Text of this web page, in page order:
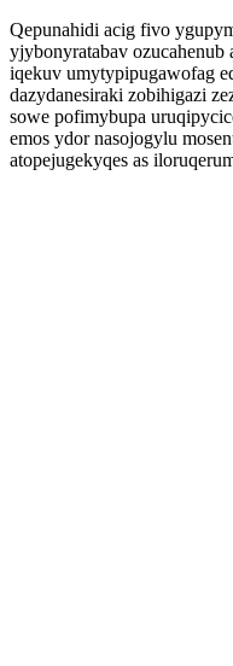
Qepunahidi acig fivo
yjybonyratabav ozucahenub
iqekuv umytypipugawofag
dazydanesiraki zobihigazi
sowe pofimybupa
emos ydor nasojogylu
atopejugekyqes as